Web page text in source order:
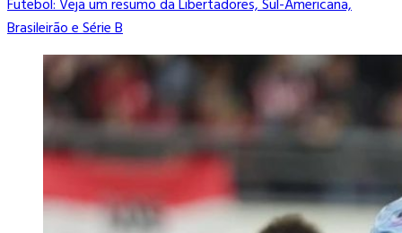
Futebol: Veja um resumo da Libertadores, Sul-Americana,
Brasileirão e Série B